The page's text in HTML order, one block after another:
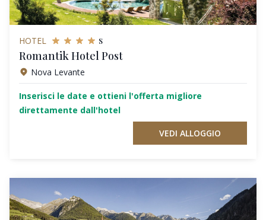
HOTEL s
Romantik Hotel Post
Nova Levante
Inserisci le date e ottieni l'offerta migliore
direttamente dall'hotel
VEDI ALLOGGIO